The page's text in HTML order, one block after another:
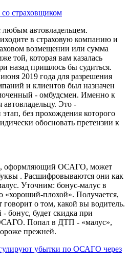
страховщиком
любым автовладельцем.
в страховую компанию и
возмещении или сумма
той, которая вам казалась
назад пришлось бы судиться.
2019 года для разрешения
и клиентов был назначен
- омбудсмен. Именно к
автовладельцу. Это -
без прохождения которого
обосновать претензии к
оформляющий ОСАГО, может
. Расшифровываются они как
Уточним: бонус-малус в
«хороший-плохой». Получается,
говорит о том, какой вы водитель.
- бонус, будет скидка при
Попал в ДТП - «малус»,
прежней.
убытки по ОСАГО через